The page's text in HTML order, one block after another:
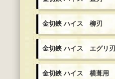
金切鋏 ハイス 柳刃
金切鋏 ハイス エグリ刃
金切鋏 ハイス 横葺用